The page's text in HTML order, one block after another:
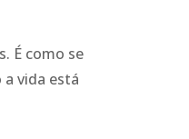
É como se
vida está